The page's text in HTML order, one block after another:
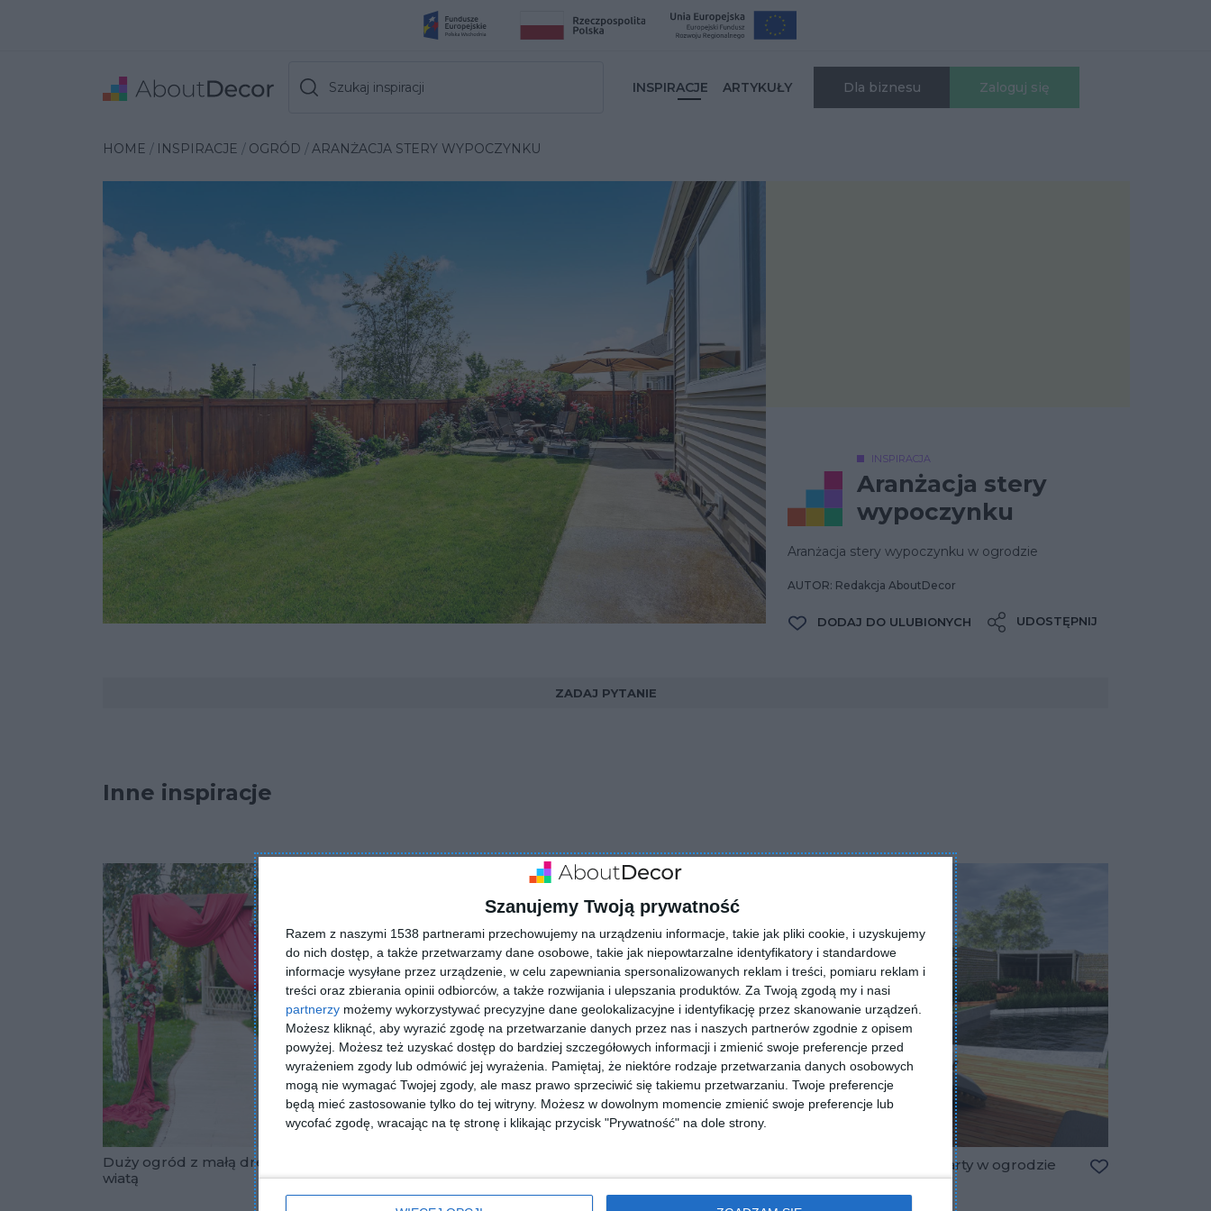
Szanujemy Twoją prywatność
Razem z naszymi 1538 partnerami przechowujemy na urządzeniu informacje, takie jak pliki cookie, i uzyskujemy
do nich dostęp, a także przetwarzamy dane osobowe, takie jak niepowtarzalne identyfikatory i standardowe
informacje wysyłane przez urządzenie, w celu zapewniania spersonalizowanych reklam i treści, pomiaru reklam i
treści oraz zbierania opinii odbiorców, a także rozwijania i ulepszania produktów. Za Twoją zgodą my i nasi
partnerzy możemy wykorzystywać precyzyjne dane geolokalizacyjne i identyfikację przez skanowanie urządzeń.
Możesz kliknąć, aby wyrazić zgodę na przetwarzanie danych przez nas i naszych partnerów zgodnie z opisem
powyżej. Możesz też uzyskać dostęp do bardziej szczegółowych informacji i zmienić swoje preferencje przed
wyrażeniem zgody lub odmówić jej wyrażenia.
Pamiętaj, że niektóre rodzaje przetwarzania danych osobowych
mogą nie wymagać Twojej zgody, ale masz prawo sprzeciwić się takiemu przetwarzaniu. Twoje preferencje
będą mieć zastosowanie tylko do tej witryny. Możesz w dowolnym momencie zmienić swoje preferencje lub
wycofać zgodę, wracając na tę stronę i klikając przycisk "Prywatność" na dole strony.
Szukaj inspiracji INSPIRACJE ARTYKUŁY Dla biznesu Zaloguj się
HOME INSPIRACJE OGRÓD ARANŻACJA STERY WYPOCZYNKU
INSPIRACJA
Aranżacja stery
wypoczynku
Aranżacja stery wypoczynku w ogrodzie
AUTOR: Redakcja AboutDecor
DODAJ DO ULUBIONYCH UDOSTĘPNIJ
ZADAJ PYTANIE
Inne inspiracje
Duży ogród z małą drewnianą
wiatą
Dodaj do ulubionych
podestem
Dodaj do ulubionych
drewnem z tarasem i
ogrodem
Dodaj do ulubionych
Basen otwarty w ogrodzie